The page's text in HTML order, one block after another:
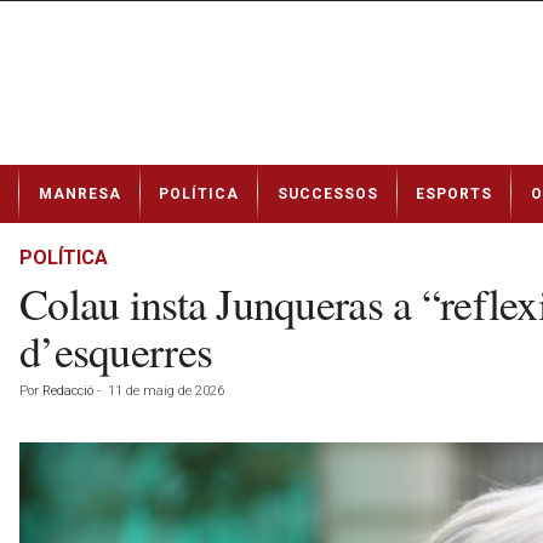
t
MANRESA POLÍTICA SUCCESSOS ESPORTS
POLÍTICA
Colau insta Junqueras a
d’esquerres
Por Redacció - 11 de maig de 2026